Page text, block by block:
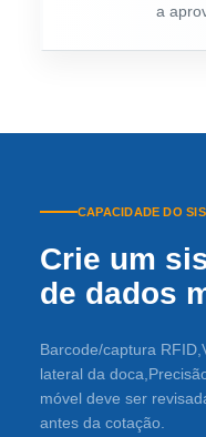
a
CAPACIDADE DO
Crie um
de dados
Barcode/captura
lateral da
móvel deve ser
antes da cotação.